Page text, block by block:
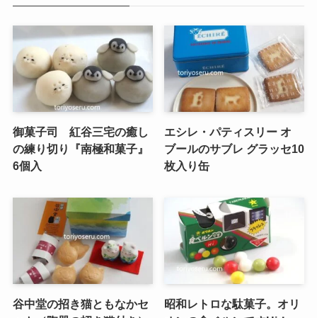
御菓子司 紅谷三宅の癒し
の練り切り『南極和菓子』
6個入
エシレ・パティスリー オ
ブールのサブレ グラッセ10
枚入り缶
谷中堂の招き猫ともなかセ
昭和レトロな駄菓子。オリ